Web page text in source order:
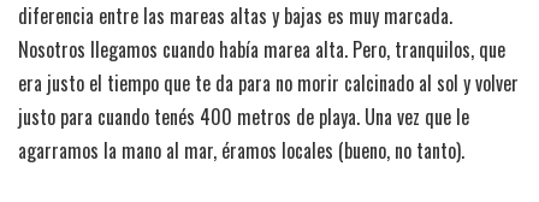
diferencia entre las mareas altas y bajas es muy marcada.
Nosotros llegamos cuando había marea alta. Pero, tranquilos, que
era justo el tiempo que te da para no morir calcinado al sol y volver
justo para cuando tenés 400 metros de playa. Una vez que le
agarramos la mano al mar, éramos locales (bueno, no tanto).